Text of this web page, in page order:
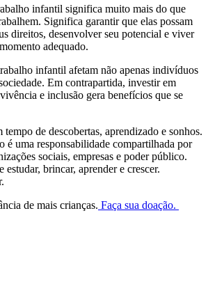
infantil significa muito mais do que
Significa garantir que elas possam
direitos, desenvolver seu potencial e viver
adequado.
infantil afetam não apenas indivíduos
Em contrapartida, investir em
e inclusão gera benefícios que se
de descobertas, aprendizado e sonhos.
é uma responsabilidade compartilhada por
sociais, empresas e poder público.
brincar, aprender e crescer.
de mais crianças. Faça sua doação.